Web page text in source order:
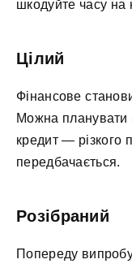
шкодуйте часу на
Цілий
Фінансове
Можна планувати
кредит — різкого
передбачається.
Розібраний
Попереду